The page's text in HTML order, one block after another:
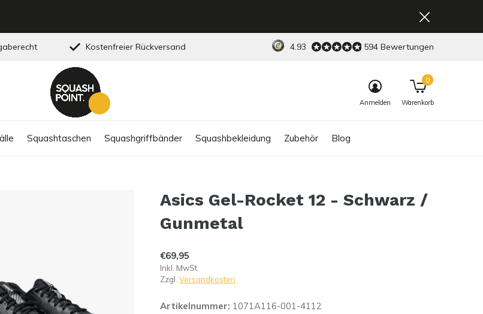
Squashtaschen Squashgriffbänder Squashbekleidung Zubehör Blog
Anmelden Warenkorb
0
Kostenfreier Rückversand 4.93 594 Bewertungen
Asics Gel-Rocket 12 - Schwarz /
Gunmetal
€69,95
Inkl. MwSt.
Zzgl. Versandkosten
Artikelnummer: 1071A116-001-4112